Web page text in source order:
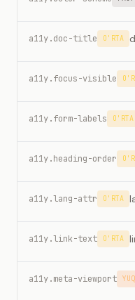
a11y.doc-title O'RTA
a11y.focus-visible
a11y.form-labels O'RTA
a11y.heading-order
a11y.lang-attr O'RTA
a11y.link-text O'RTA
a11y.meta-viewport